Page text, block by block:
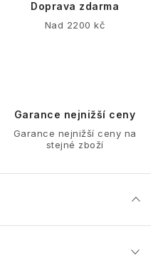
Doprava zdarma
Nad 2200 kč
Garance nejnižší ceny
Garance nejnižší ceny na
stejné zboží